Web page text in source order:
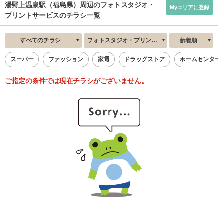
湯野上温泉駅（福島県）周辺のフォトスタジオ・
プリントサービスのチラシ一覧
Myエリアに登録
すべてのチラシ フォトスタジオ・プリントサービス 新着順
スーパー ファッション 家電 ドラッグストア ホームセンタ
ご指定の条件では現在チラシがございません。